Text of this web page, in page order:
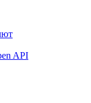
API